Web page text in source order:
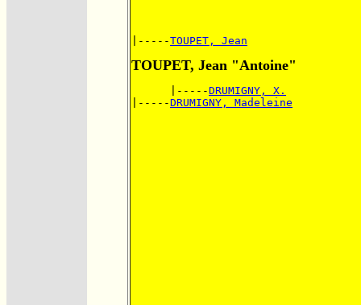
|-----TOUPET, Jean
TOUPET, Jean "Antoine"
      |-----
DRUMIGNY, X.
|-----DRUMIGNY, Madeleine